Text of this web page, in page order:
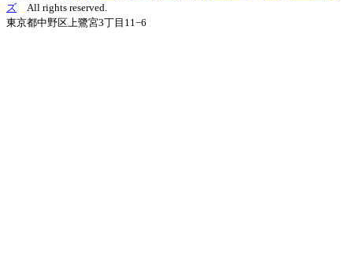
ズ All rights reserved.
東京都中野区上鷺宮3丁目11−6